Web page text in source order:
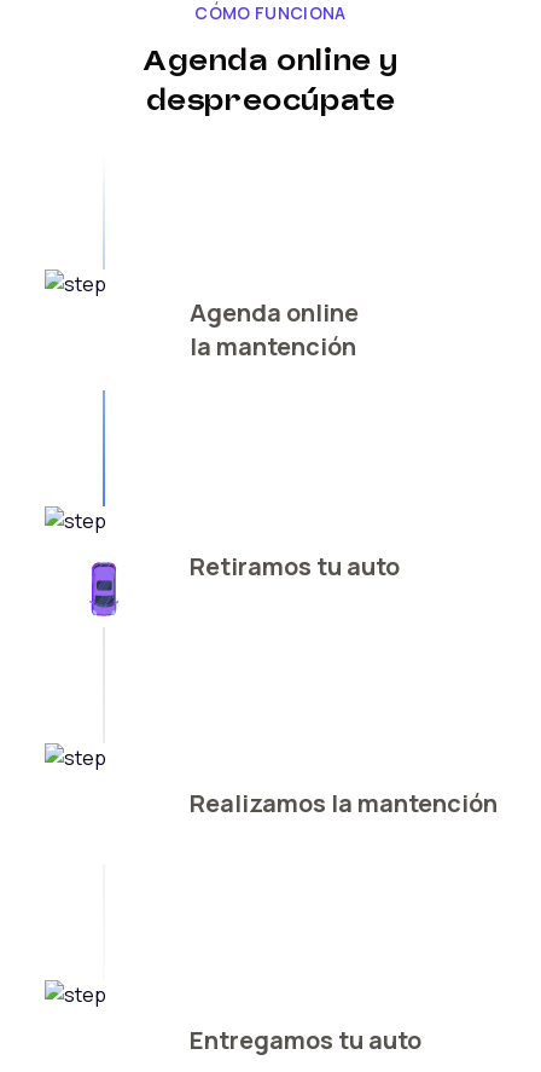
CÓMO FUNCIONA
Agenda online y
despreocúpate
Agenda online
la mantención
Retiramos tu auto
Realizamos la mantención
Entregamos tu auto